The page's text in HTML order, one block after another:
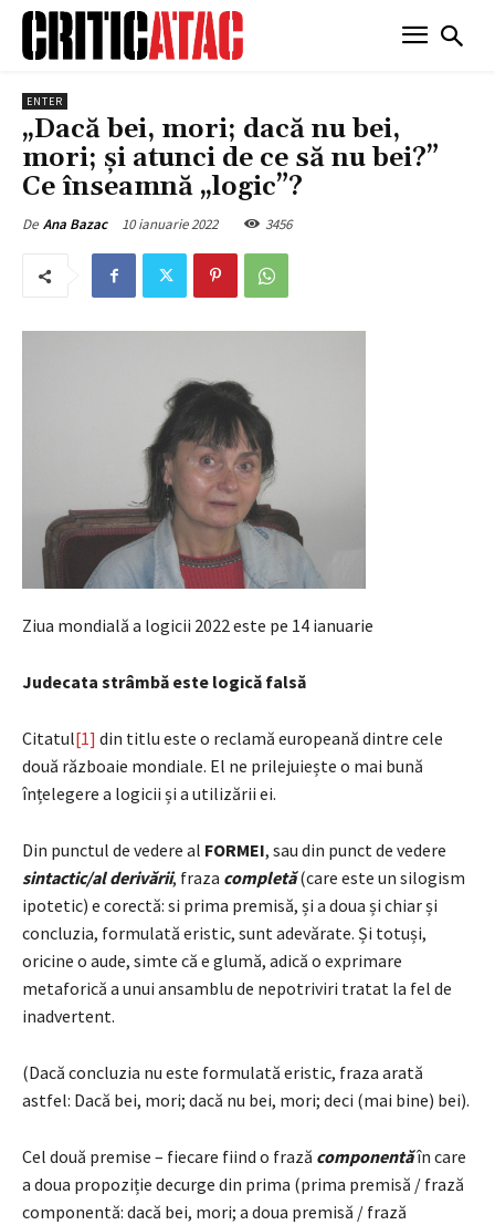
ENTER
„Dacă bei, mori; dacă nu bei,
mori; și atunci de ce să nu bei?”
Ce înseamnă „logic”?
De Ana Bazac 10 ianuarie 2022 3456
Ziua mondială a logicii 2022 este pe 14 ianuarie
Judecata strâmbă este logică falsă
Citatul[1] din titlu este o reclamă europeană dintre cele
două războaie mondiale. El ne prilejuiește o mai bună
înțelegere a logicii și a utilizării ei.
Din punctul de vedere al FORMEI, sau din punct de vedere
sintactic/al derivării, fraza completă(care este un silogism
ipotetic) e corectă: si prima premisă, și a doua și chiar și
concluzia, formulată eristic, sunt adevărate. Și totuși,
oricine o aude, simte că e glumă, adică o exprimare
metaforică a unui ansamblu de nepotriviri tratat la fel de
inadvertent.
(Dacă concluzia nu este formulată eristic, fraza arată
astfel: Dacă bei, mori; dacă nu bei, mori; deci (mai bine) bei).
Cel două premise – fiecare fiind o frază componentăîn care
a doua propoziție decurge din prima (prima premisă / frază
componentă: dacă bei, mori; a doua premisă / frază